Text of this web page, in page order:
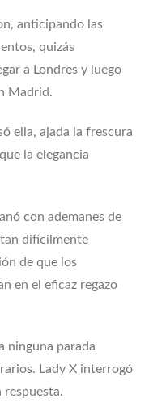
anticipando las
quizás
a Londres y luego
Madrid.
ella, ajada la frescura
la elegancia
con ademanes de
difícilmente
de que los
en el eficaz regazo
ninguna parada
Lady X interrogó
respuesta.